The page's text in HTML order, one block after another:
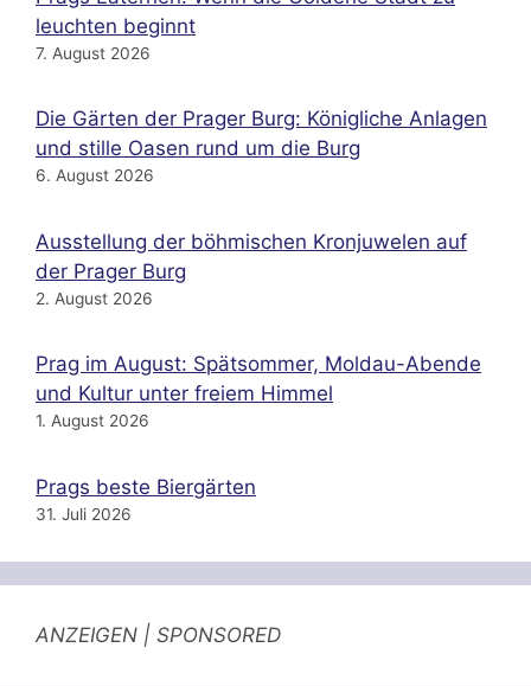
leuchten beginnt
7. August 2026
Die Gärten der Prager Burg: Königliche Anlagen
und stille Oasen rund um die Burg
6. August 2026
Ausstellung der böhmischen Kronjuwelen auf
der Prager Burg
2. August 2026
Prag im August: Spätsommer, Moldau-Abende
und Kultur unter freiem Himmel
1. August 2026
Prags beste Biergärten
31. Juli 2026
ANZEIGEN | SPONSORED